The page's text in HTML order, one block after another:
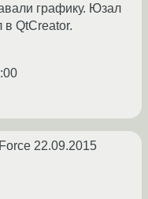
графику. Юзал
в QtCreator.
22.09.2015